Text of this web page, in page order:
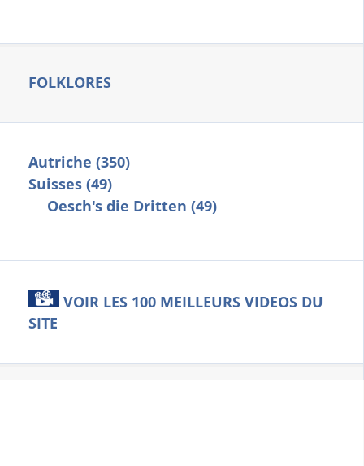
FOLKLORES
Autriche (350)
Suisses (49)
Oesch's die Dritten (49)
VOIR LES 100 MEILLEURS VIDEOS DU
SITE